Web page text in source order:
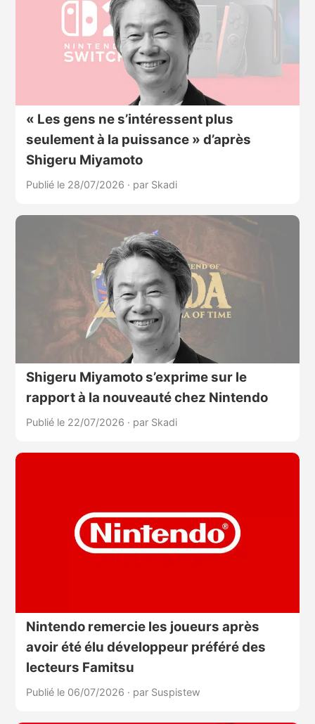
« Les gens ne s’intéressent plus
seulement à la puissance » d’après
Shigeru Miyamoto
Publié le 28/07/2026 · par Skadi
Shigeru Miyamoto s’exprime sur le
rapport à la nouveauté chez Nintendo
Publié le 22/07/2026 · par Skadi
Nintendo remercie les joueurs après
avoir été élu développeur préféré des
lecteurs Famitsu
Publié le 06/07/2026 · par Suspistew